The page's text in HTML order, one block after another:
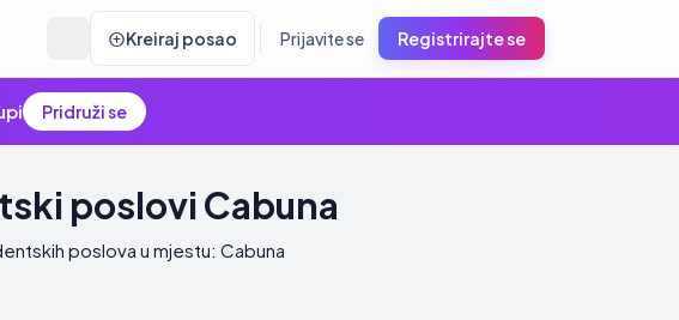
Kreiraj posao Prijavite se Registrirajte se
Pridruži se
poslovi Cabuna
poslova u mjestu: Cabuna